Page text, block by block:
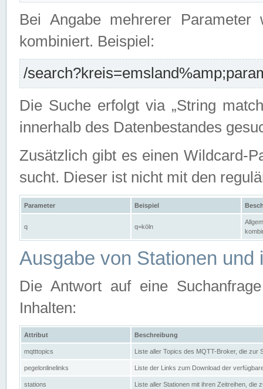
Bei Angabe mehrerer Parameter
kombiniert. Beispiel:
/
Die Suche erfolgt via „String
innerhalb des Datenbestandes
Zusätzlich gibt es einen Wildcard-
sucht. Dieser ist nicht mit den
Parameter Beispiel
q q=köln
Ausgabe von Stationen und
Die Antwort auf eine
Inhalten:
Attribut Beschreibung
mqtttopics Liste aller Topics des MQTT-Broker, die zur
pegelonlinelinks Liste der Links zum Download der
stations Liste aller Stationen mit ihren Zeitreihen, die